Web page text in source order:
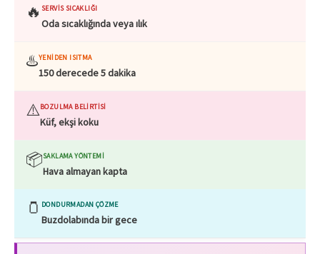
🔥 SERVIS SICAKLIĞI
Oda sıcaklığında veya ılık
♨️YENIDEN ISITMA
150 derecede 5 dakika
⚠️BOZULMA BELIRTISI
Küf, ekşi koku
📦SAKLAMA YÖNTEMI
Hava almayan kapta
🫙 DONDURMADAN ÇÖZME
Buzdolabında bir gece